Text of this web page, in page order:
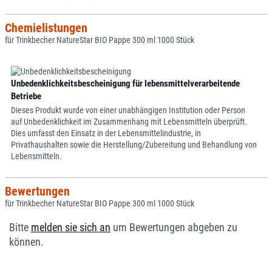
Chemielistungen
für Trinkbecher NatureStar BIO Pappe 300 ml 1000 Stück
Unbedenklichkeitsbescheinigung für lebensmittelverarbeitende
Betriebe
Dieses Produkt wurde von einer unabhängigen Institution oder Person
auf Unbedenklichkeit im Zusammenhang mit Lebensmitteln überprüft.
Dies umfasst den Einsatz in der Lebensmittelindustrie, in
Privathaushalten sowie die Herstellung/Zubereitung und Behandlung von
Lebensmitteln.
Bewertungen
für Trinkbecher NatureStar BIO Pappe 300 ml 1000 Stück
Bitte melden sie sich an um Bewertungen abgeben zu
können.